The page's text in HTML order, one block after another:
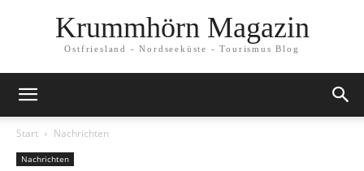
Krummhörn Magazin
Ostfriesland - Nordseeküste - Tourismus Blog
Start Nachrichten
Nachrichten